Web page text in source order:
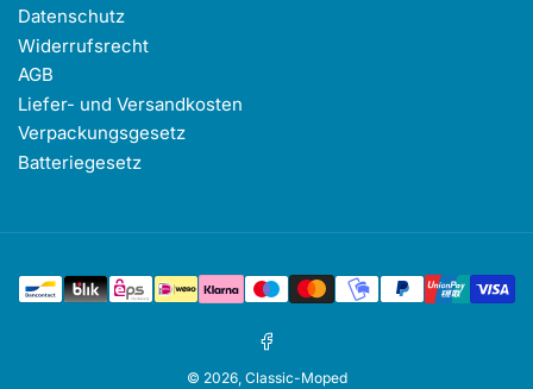
Datenschutz
Widerrufsrecht
AGB
Liefer- und Versandkosten
Verpackungsgesetz
Batteriegesetz
Zahlungsmethoden
Facebook
© 2026, Classic-Moped